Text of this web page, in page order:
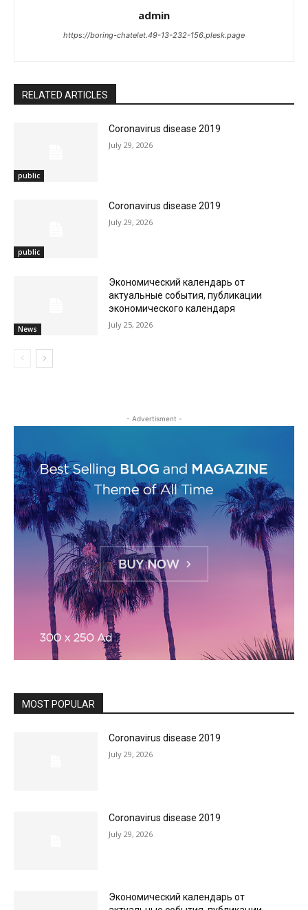
admin
https://boring-chatelet.49-13-232-156.plesk.page
RELATED ARTICLES
public
Coronavirus disease 2019
July 29, 2026
public
Coronavirus disease 2019
July 29, 2026
News
Экономический календарь от
актуальные события, публикации
экономического календаря
July 25, 2026
- Advertisment -
MOST POPULAR
Coronavirus disease 2019
July 29, 2026
Coronavirus disease 2019
July 29, 2026
Экономический календарь от